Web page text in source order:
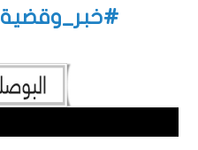
#خبر_وقضية